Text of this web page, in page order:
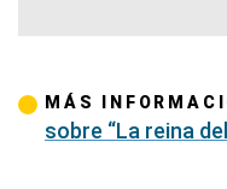
MÁS
sobre “La reina